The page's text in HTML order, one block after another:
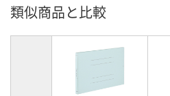
類似商品と比較